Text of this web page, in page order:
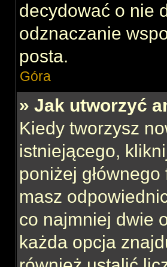
decydować o nie
odznaczanie
posta.
Góra
» Jak utworzyć
Kiedy tworzysz
istniejącego,
poniżej
masz
co najmniej dwie
każda opcja